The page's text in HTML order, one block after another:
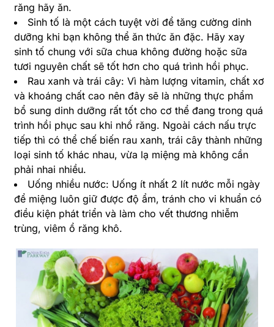
răng hãy ăn.
Sinh tố là một cách tuyệt vời để tăng cường dinh
dưỡng khi bạn không thể ăn thức ăn đặc. Hãy xay
sinh tố chung với sữa chua không đường hoặc sữa
tươi nguyên chất sẽ tốt hơn cho quá trình hồi phục.
Rau xanh và trái cây: Vì hàm lượng vitamin, chất xơ
và khoáng chất cao nên đây sẽ là những thực phẩm
bổ sung dinh dưỡng rất tốt cho cơ thể đang trong quá
trình hồi phục sau khi nhổ răng. Ngoài cách nấu trực
tiếp thì có thể chế biến rau xanh, trái cây thành những
loại sinh tố khác nhau, vừa lạ miệng mà không cần
phải nhai nhiều.
Uống nhiều nước: Uống ít nhất 2 lít nước mỗi ngày
để miệng luôn giữ được độ ẩm, tránh cho vi khuẩn có
điều kiện phát triển và làm cho vết thương nhiễm
trùng, viêm ổ răng khô.